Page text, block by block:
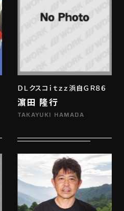
ＤＬクスコｉｔｚｚ浜自ＧＲ８６
濵田 隆行
TAKAYUKI HAMADA